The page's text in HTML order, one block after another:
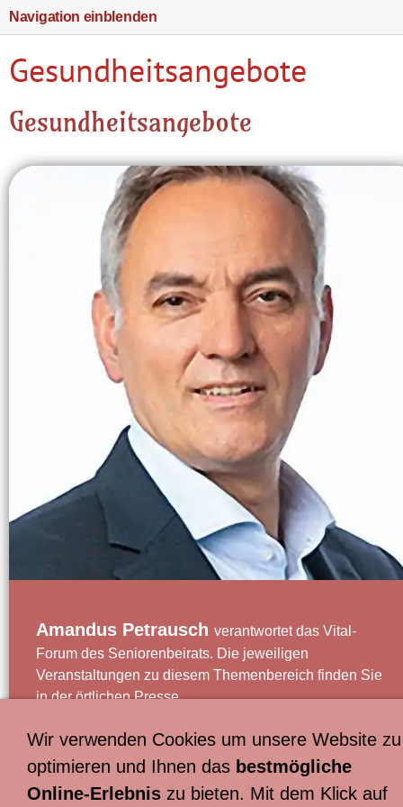
Navigation einblenden
Gesundheitsangebote
Gesundheitsangebote
Amandus Petrausch verantwortet das Vital-
Forum des Seniorenbeirats. Die jeweiligen
Veranstaltungen zu diesem Themenbereich finden Sie
in der örtlichen Presse.
Wir verwenden Cookies um unsere Website zu
optimieren und Ihnen das bestmögliche
Online-Erlebnis zu bieten. Mit dem Klick auf